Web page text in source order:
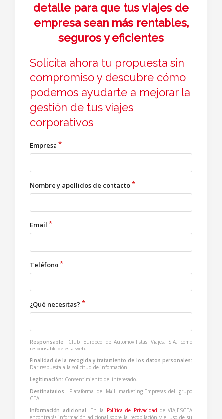
detalle para que tus viajes de
empresa sean más rentables,
seguros y eficientes
Solicita ahora tu propuesta sin
compromiso y descubre cómo
podemos ayudarte a mejorar la
gestión de tus viajes
corporativos
Empresa
Nombre y apellidos de contacto
Email
Teléfono
¿Qué necesitas?
Responsable: Club Europeo de Automovilistas Viajes, S.A. como
responsable de esta web.
Finalidad de la recogida y tratamiento de los datos personales:
Dar respuesta a la solicitud de información.
Legitimación: Consentimiento del interesado.
Destinatarios: Plataforma de Mail marketing-Empresas del grupo
CEA.
Información adicional: En la Política de Privacidad de VIAJESCEA
encontrarás información adicional sobre la recopilación y el uso de su